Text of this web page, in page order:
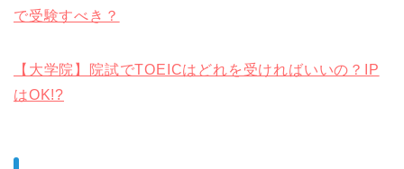
で受験すべき？
【大学院】院試でTOEICはどれを受ければいいの？IP
はOK!?